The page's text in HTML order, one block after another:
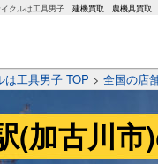
クルは工具男子 建機買取 農機具買取
は工具男子 TOP > 全国の店
(加古川市